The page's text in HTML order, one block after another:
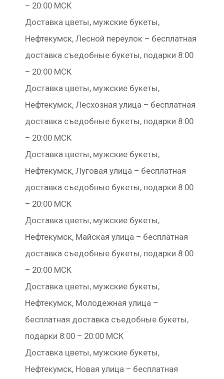
– 20:00 МСК
Доставка цветы, мужские букеты,
Нефтекумск, Лесной переулок – бесплатная
доставка съедобные букеты, подарки 8:00
– 20:00 МСК
Доставка цветы, мужские букеты,
Нефтекумск, Лесхозная улица – бесплатная
доставка съедобные букеты, подарки 8:00
– 20:00 МСК
Доставка цветы, мужские букеты,
Нефтекумск, Луговая улица – бесплатная
доставка съедобные букеты, подарки 8:00
– 20:00 МСК
Доставка цветы, мужские букеты,
Нефтекумск, Майская улица – бесплатная
доставка съедобные букеты, подарки 8:00
– 20:00 МСК
Доставка цветы, мужские букеты,
Нефтекумск, Молодежная улица –
бесплатная доставка съедобные букеты,
подарки 8:00 – 20:00 МСК
Доставка цветы, мужские букеты,
Нефтекумск, Новая улица – бесплатная